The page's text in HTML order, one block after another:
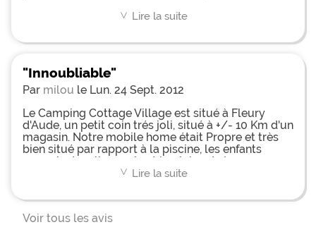
de mobile home disponible,nous avons donc pris
pers a mon gout,et surtout ça manque de
Sinon le camping par lui même est sympa,le
personnel accueillant,pro et sympa ;-) Les piscines
sont bien,petite terrasse sympa avec
musique,snack,les animations du soir sont bien
aussi,Des mini-bus sont mis a disposition pour les
sortit en boite de nuit avec personnel pour
encadrer tt ce petit monde ;-)
< Lire la suite
"Innoubliable"
Par milou le Lun. 24 Sept. 2012
Le Camping Cottage Village est situé à Fleury
d'Aude, un petit coin trés joli, situé à +/- 10 Km d'un
magasin. Notre mobile home était Propre et très
bien situé par rapport à la piscine, les enfants
pouvaient y aller seuls et la plaine de jeux
également. La piscine ou le parc aquatique était
toboggans. L'accueil sur le camping était
pour rire. Les animations étaient chouettes. Nous y
< Lire la suite
Voir tous les avis